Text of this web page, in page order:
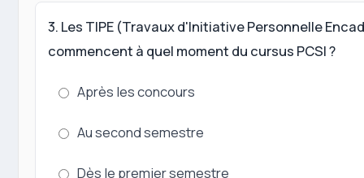
3. Les TIPE (Travaux d'Initiative Personnelle
commencent à quel moment du cursus PCSI ?
Après les concours
Au second semestre
Dès le premier semestre